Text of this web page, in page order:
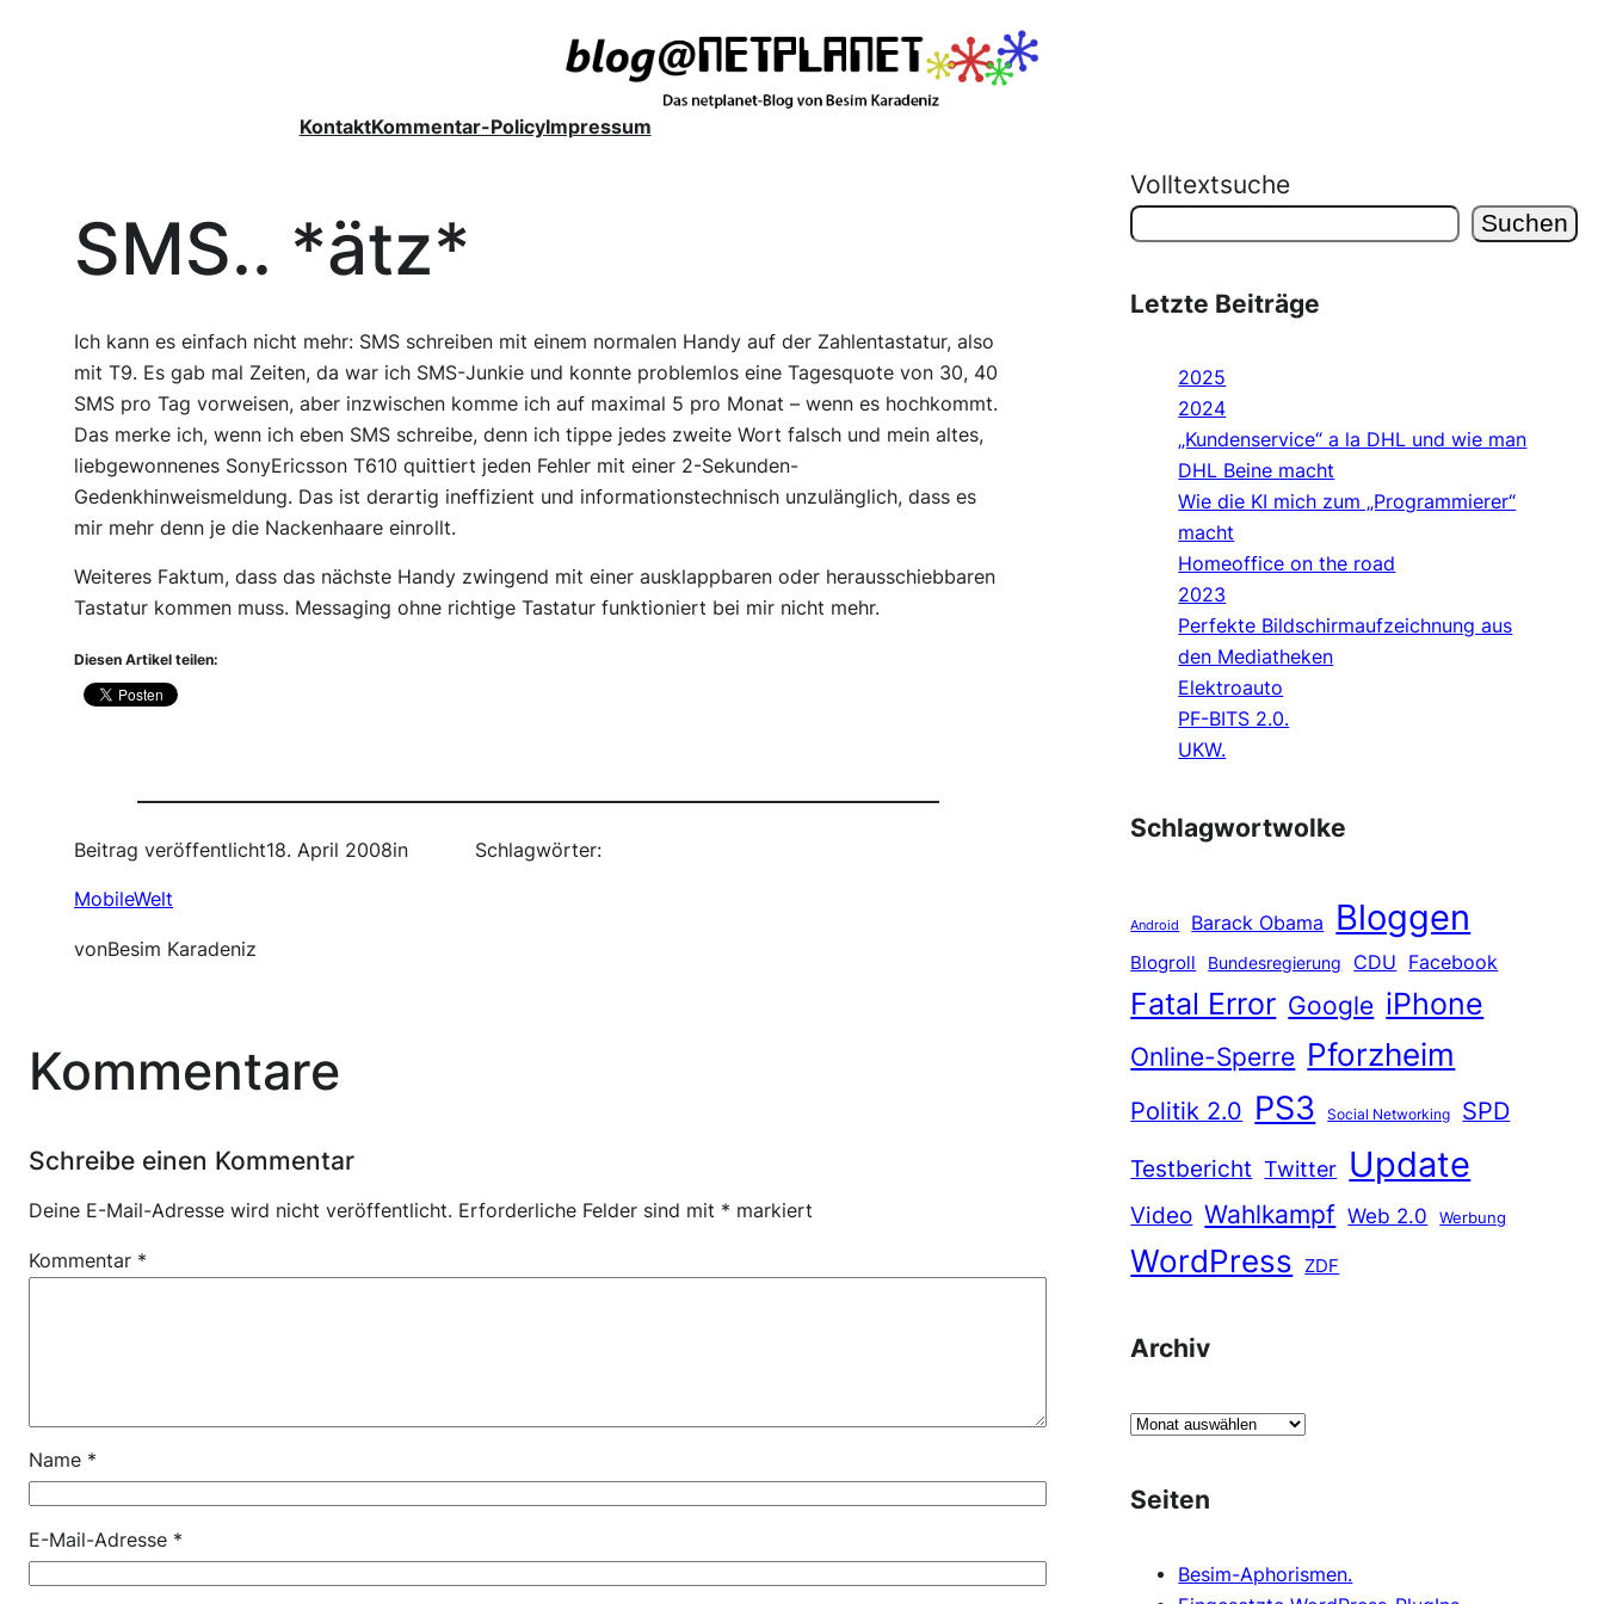
KontaktKommentar-PolicyImpressum
SMS.. *ätz*
Ich kann es einfach nicht mehr: SMS schreiben mit einem normalen Handy auf der Zahlentastatur, also
mit T9. Es gab mal Zeiten, da war ich SMS-Junkie und konnte problemlos eine Tagesquote von 30, 40
SMS pro Tag vorweisen, aber inzwischen komme ich auf maximal 5 pro Monat – wenn es hochkommt.
Das merke ich, wenn ich eben SMS schreibe, denn ich tippe jedes zweite Wort falsch und mein altes,
liebgewonnenes SonyEricsson T610 quittiert jeden Fehler mit einer 2-Sekunden-
Gedenkhinweismeldung. Das ist derartig ineffizient und informationstechnisch unzulänglich, dass es
mir mehr denn je die Nackenhaare einrollt.
Weiteres Faktum, dass das nächste Handy zwingend mit einer ausklappbaren oder herausschiebbaren
Tastatur kommen muss. Messaging ohne richtige Tastatur funktioniert bei mir nicht mehr.
Diesen Artikel teilen:
Beitrag veröffentlicht18. April 2008in
MobileWelt
vonBesim Karadeniz
Schlagwörter:
Kommentare
Schreibe einen Kommentar
Deine E-Mail-Adresse wird nicht veröffentlicht. Erforderliche Felder sind mit * markiert
Kommentar *
Name *
E-Mail-Adresse *
Volltextsuche
Suchen
Letzte Beiträge
2025
2024
„Kundenservice“ a la DHL und wie man
DHL Beine macht
Wie die KI mich zum „Programmierer“
macht
Homeoffice on the road
2023
Perfekte Bildschirmaufzeichnung aus
den Mediatheken
Elektroauto
PF-BITS 2.0.
UKW.
Schlagwortwolke
Android Barack Obama Bloggen
Blogroll Bundesregierung CDU Facebook
Fatal Error Google iPhone
Online-Sperre Pforzheim
Politik 2.0 PS3 Social Networking
SPD
Testbericht Twitter Update
Video Wahlkampf Web 2.0 Werbung
WordPress ZDF
Archiv
A
h
Seiten
Besim-Aphorismen.